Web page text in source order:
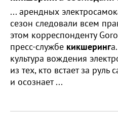
... арендных
сезон следовали всем
этом корреспонденту
пресс-службе кикшеринг
культура вождения
из тех, кто встает за руль
и осознает ...